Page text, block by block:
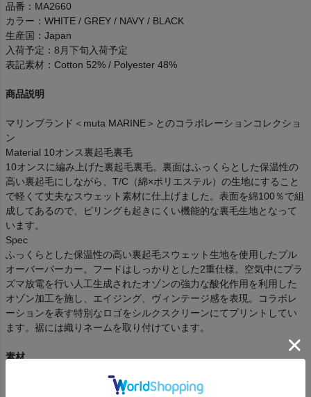
品番：MA2660
カラー：WHITE / GREY / NAVY / BLACK
生産国：Japan
入荷予定：8月下旬入荷予定
表記素材：Cotton 52% / Polyester 48%
商品説明
マリンブランド＜muta MARINE＞とのコラボレーションコレクショ
ン
Material 10オンス裏起毛裏毛
10オンスに編み上げた裏起毛裏毛。裏面はふっくらとした保温性の
高い裏起毛にしながら、T/C（綿×ポリエステル）の生地にすること
で軽くて丈夫なスウェット素材に仕上げました。表面を綿100％で組
成してあるので、ピリングも起きにくい機能的な裏毛生地となって
います。
Spec
ふっくらとした保温性の高い裏起毛スウェット生地を使用したプル
オーバーパーカー。フードはしっかりとした2重仕様。空気中にプラ
ズマ放電を行い人工生成されたオゾンの強力な酸化作用を利用した
オゾン加工を施し、エイジング、ヴィンテージ感を表現。コラボレ
ーションを表す特別なロゴをシルクスクリーンにてプリントしてい
ます。裾には織りネームを取り付けています。
素材
混率